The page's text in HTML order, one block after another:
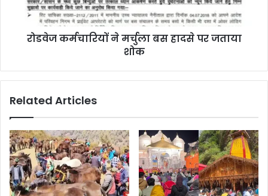
रोडवेज कर्मचारियों ने मर्चुला बस हादसे पर जताया
शोक
Related Articles